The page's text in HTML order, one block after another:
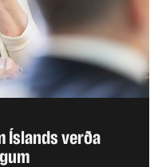
Íslands verða